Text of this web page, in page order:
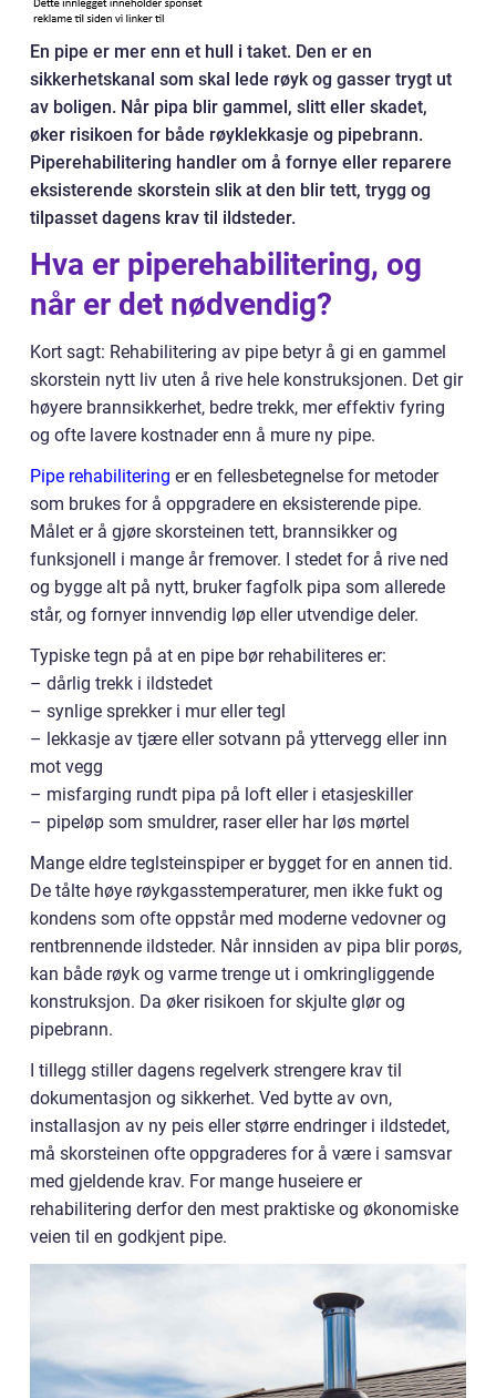
En pipe er mer enn et hull i taket. Den er en
sikkerhetskanal som skal lede røyk og gasser trygt ut
av boligen. Når pipa blir gammel, slitt eller skadet,
øker risikoen for både røyklekkasje og pipebrann.
Piperehabilitering handler om å fornye eller reparere
eksisterende skorstein slik at den blir tett, trygg og
tilpasset dagens krav til ildsteder.
Hva er piperehabilitering, og
når er det nødvendig?
Kort sagt: Rehabilitering av pipe betyr å gi en gammel
skorstein nytt liv uten å rive hele konstruksjonen. Det gir
høyere brannsikkerhet, bedre trekk, mer effektiv fyring
og ofte lavere kostnader enn å mure ny pipe.
Pipe rehabilitering er en fellesbetegnelse for metoder
som brukes for å oppgradere en eksisterende pipe.
Målet er å gjøre skorsteinen tett, brannsikker og
funksjonell i mange år fremover. I stedet for å rive ned
og bygge alt på nytt, bruker fagfolk pipa som allerede
står, og fornyer innvendig løp eller utvendige deler.
Typiske tegn på at en pipe bør rehabiliteres er:
– dårlig trekk i ildstedet
– synlige sprekker i mur eller tegl
– lekkasje av tjære eller sotvann på yttervegg eller inn
mot vegg
– misfarging rundt pipa på loft eller i etasjeskiller
– pipeløp som smuldrer, raser eller har løs mørtel
Mange eldre teglsteinspiper er bygget for en annen tid.
De tålte høye røykgasstemperaturer, men ikke fukt og
kondens som ofte oppstår med moderne vedovner og
rentbrennende ildsteder. Når innsiden av pipa blir porøs,
kan både røyk og varme trenge ut i omkringliggende
konstruksjon. Da øker risikoen for skjulte glør og
pipebrann.
I tillegg stiller dagens regelverk strengere krav til
dokumentasjon og sikkerhet. Ved bytte av ovn,
installasjon av ny peis eller større endringer i ildstedet,
må skorsteinen ofte oppgraderes for å være i samsvar
med gjeldende krav. For mange huseiere er
rehabilitering derfor den mest praktiske og økonomiske
veien til en godkjent pipe.